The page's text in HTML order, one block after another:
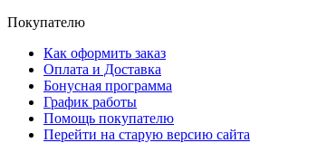
Покупателю
Как оформить заказ
Оплата и Доставка
Бонусная программа
График работы
Помощь покупателю
Перейти на старую версию сайта